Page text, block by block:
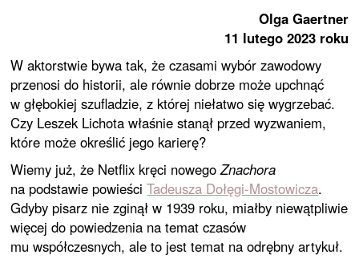
Olga Gaertner
11 lutego 2023 roku
W aktorstwie bywa tak, że czasami wybór zawodowy
przenosi do historii, ale równie dobrze może upchnąć
w głębokiej szufladzie, z której niełatwo się wygrzebać.
Czy Leszek Lichota właśnie stanął przed wyzwaniem,
które może określić jego karierę?
Wiemy już, że Netflix kręci nowegoZnachora
na podstawie powieściTadeusza Dołęgi-Mostowicza.
Gdyby pisarz nie zginął w 1939 roku, miałby niewątpliwie
więcej do powiedzenia na temat czasów
mu współczesnych, ale to jest temat na odrębny artykuł.